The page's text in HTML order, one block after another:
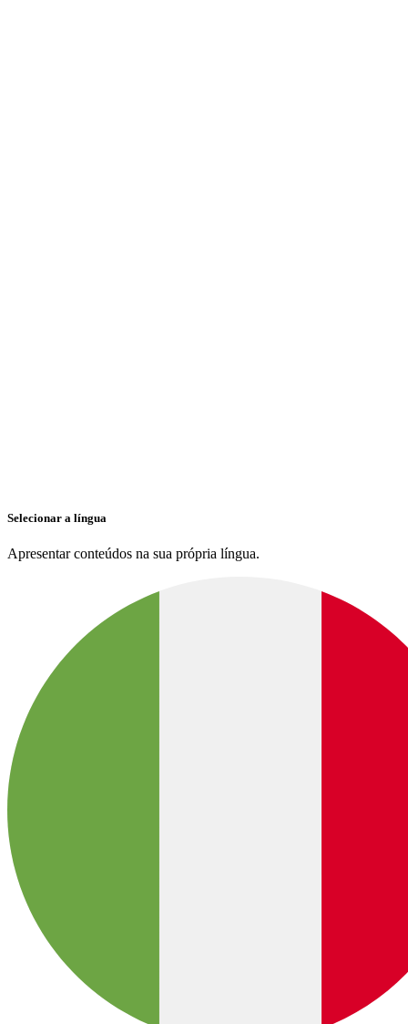
Selecionar a língua
Apresentar conteúdos na sua própria língua.